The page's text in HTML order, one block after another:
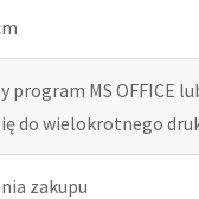
program MS OFFICE
do wielokrotnego
zakupu